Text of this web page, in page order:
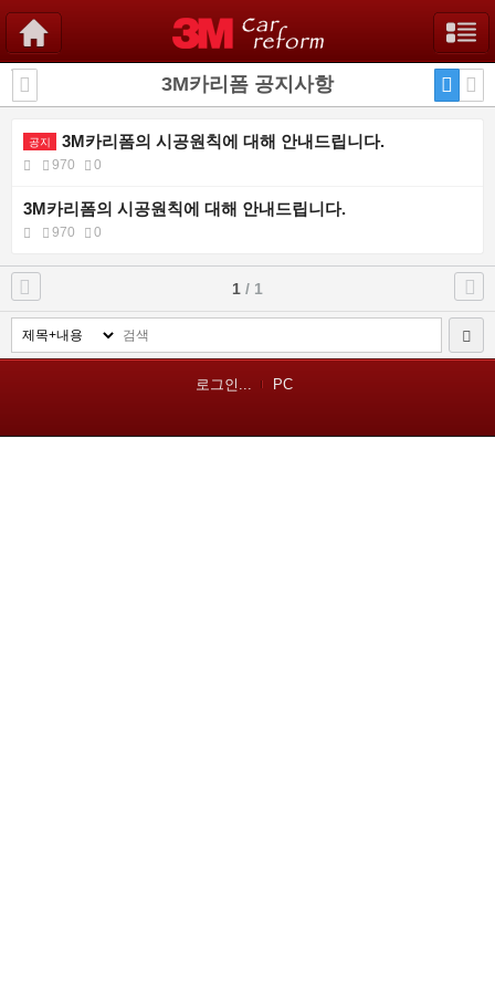
3M카리폼 공지사항
공지 3M카리폼의 시공원칙에 대해 안내드립니다.
970 0
3M카리폼의 시공원칙에 대해 안내드립니다.
970 0
1 / 1
로그인... PC